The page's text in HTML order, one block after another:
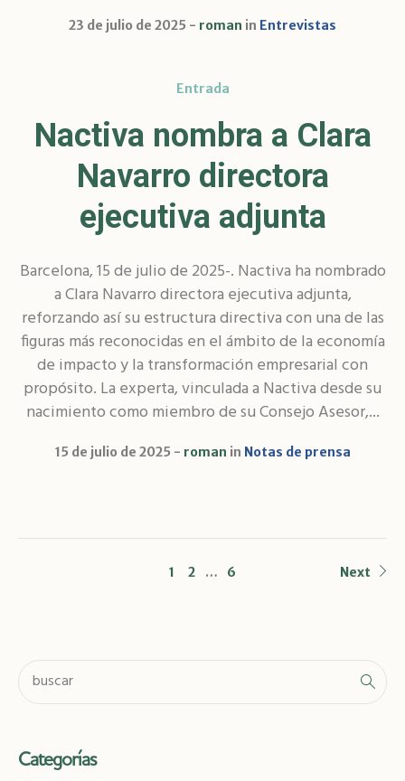
23 de julio de 2025 roman in Entrevistas
Entrada
Nactiva nombra a Clara
Navarro directora
ejecutiva adjunta
Barcelona, 15 de julio de 2025-. Nactiva ha nombrado
a Clara Navarro directora ejecutiva adjunta,
reforzando así su estructura directiva con una de las
figuras más reconocidas en el ámbito de la economía
de impacto y la transformación empresarial con
propósito. La experta, vinculada a Nactiva desde su
nacimiento como miembro de su Consejo Asesor,...
15 de julio de 2025 roman in Notas de prensa
1 2 … 6 Next
Categorías